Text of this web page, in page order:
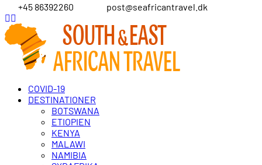
+45 86392260
post@seafricantravel.dk
COVID-19
DESTINATIONER
BOTSWANA
ETIOPIEN
KENYA
MALAWI
NAMIBIA